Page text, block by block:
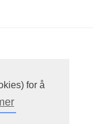
for å